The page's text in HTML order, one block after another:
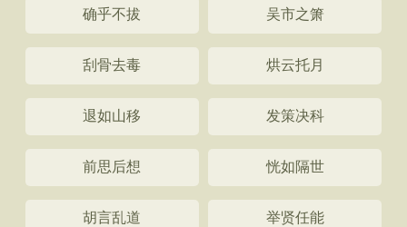
确乎不拔 吴市之箫
刮骨去毒 烘云托月
退如山移 发策决科
前思后想 恍如隔世
胡言乱道 举贤任能